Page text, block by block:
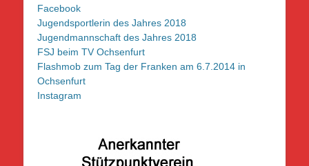
Facebook
Jugendsportlerin des Jahres 2018
Jugendmannschaft des Jahres 2018
FSJ beim TV Ochsenfurt
Flashmob zum Tag der Franken am 6.7.2014 in
Ochsenfurt
Instagram